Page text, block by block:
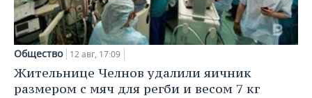
Общество 12 авг, 17:09
Жительнице Челнов удалили яичник
размером с мяч для регби и весом 7 кг